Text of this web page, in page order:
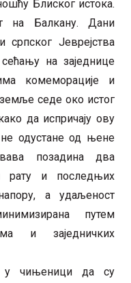
Блиског истока.
на Балкану. Дани
српског Јеврејства
на заједнице
комеморације и
седе око истог
да испричају ову
одустане од њене
позадина два
рату и последњих
а удаљеност
путем
и заједничких
у чињеници да су